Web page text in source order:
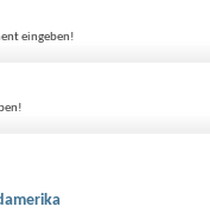
eingeben!